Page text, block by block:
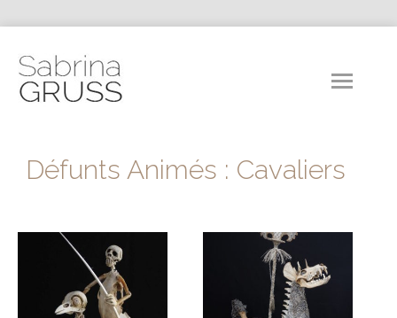
Défunts Animés : Cavaliers